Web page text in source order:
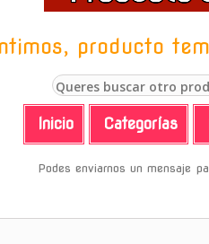
producto
Inicio Categorías
Podes enviarnos un mensaje